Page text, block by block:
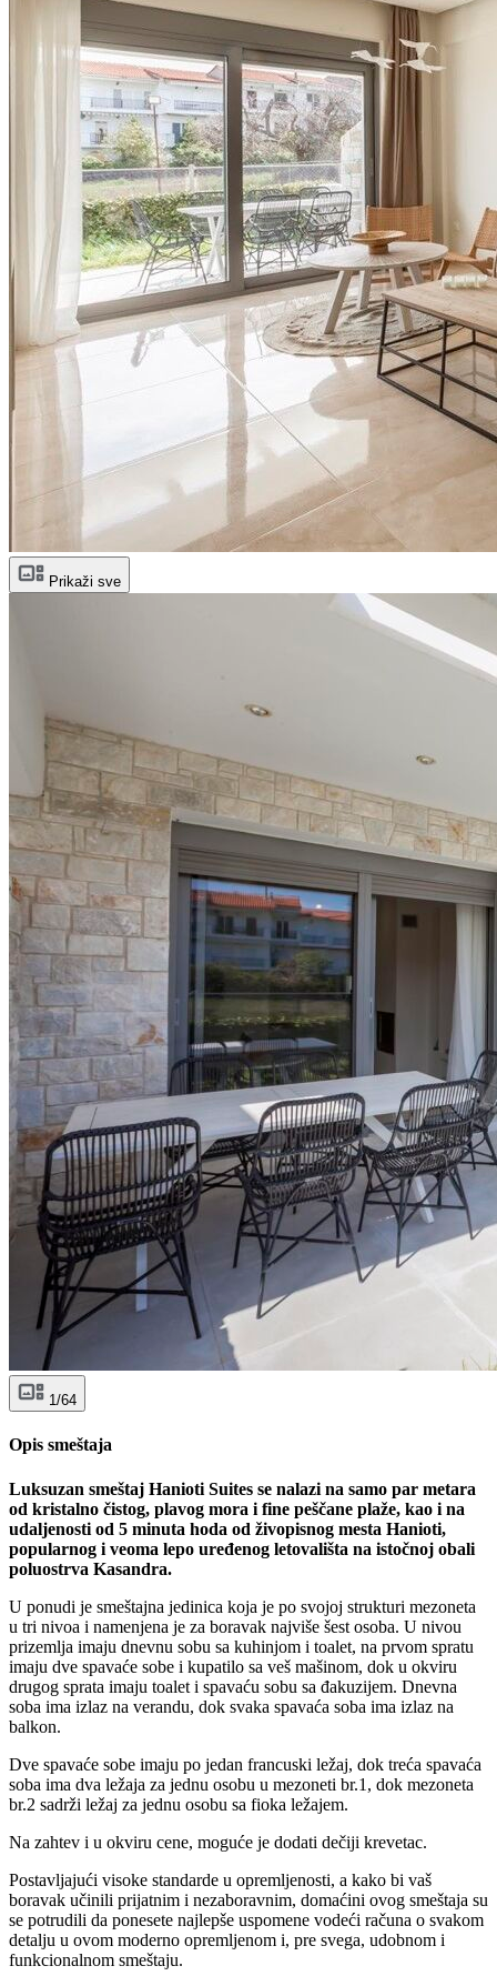
Prikaži sve
1/64
Opis smeštaja
Luksuzan smeštaj Hanioti Suites se nalazi na samo par metara
od kristalno čistog, plavog mora i fine peščane plaže, kao i na
udaljenosti od 5 minuta hoda od živopisnog mesta Hanioti,
popularnog i veoma lepo uređenog letovališta na istočnoj obali
poluostrva Kasandra.
U ponudi je smeštajna jedinica koja je po svojoj strukturi mezoneta
u tri nivoa i namenjena je za boravak najviše šest osoba. U nivou
prizemlja imaju dnevnu sobu sa kuhinjom i toalet, na prvom spratu
imaju dve spavaće sobe i kupatilo sa veš mašinom, dok u okviru
drugog sprata imaju toalet i spavaću sobu sa đakuzijem. Dnevna
soba ima izlaz na verandu, dok svaka spavaća soba ima izlaz na
balkon.
Dve spavaće sobe imaju po jedan francuski ležaj, dok treća spavaća
soba ima dva ležaja za jednu osobu u mezoneti br.1, dok mezoneta
br.2 sadrži ležaj za jednu osobu sa fioka ležajem.
Na zahtev i u okviru cene, moguće je dodati dečiji krevetac.
Postavljajući visoke standarde u opremljenosti, a kako bi vaš
boravak učinili prijatnim i nezaboravnim, domaćini ovog smeštaja su
se potrudili da ponesete najlepše uspomene vodeći računa o svakom
detalju u ovom moderno opremljenom i, pre svega, udobnom i
funkcionalnom smeštaju.